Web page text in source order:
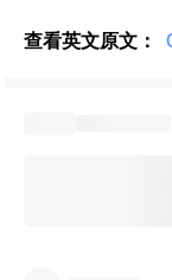
查看英文原文：